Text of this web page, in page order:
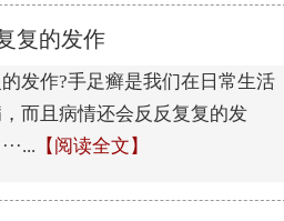
复的发作
发作?手足癣是我们在日常生活
而且病情还会反反复复的发
【阅读全文】